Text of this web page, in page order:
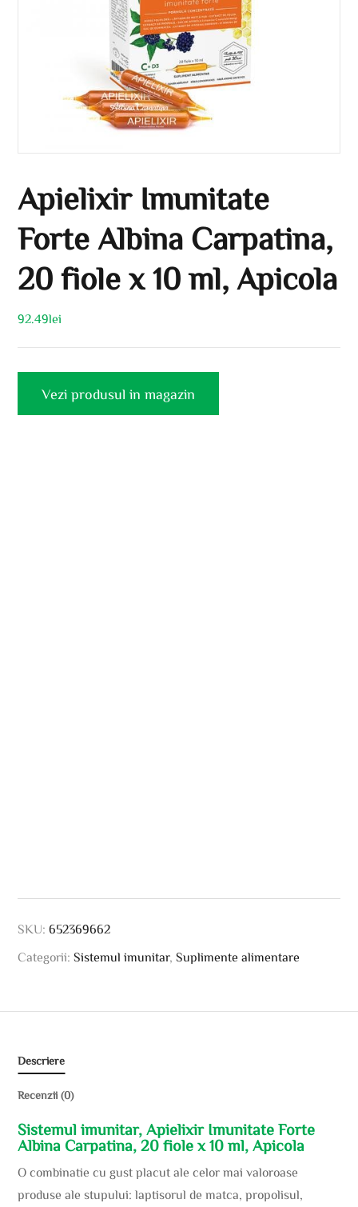
Apielixir Imunitate
Forte Albina Carpatina,
20 fiole x 10 ml, Apicola
92.49lei
Vezi produsul in magazin
SKU:652369662
Categorii:Sistemul imunitar,Suplimente alimentare
Descriere
Recenzii (0)
Sistemul imunitar, Apielixir Imunitate Forte
Albina Carpatina, 20 fiole x 10 ml, Apicola
O combinatie cu gust placut ale celor mai valoroase
produse ale stupului: laptisorul de matca, propolisul,